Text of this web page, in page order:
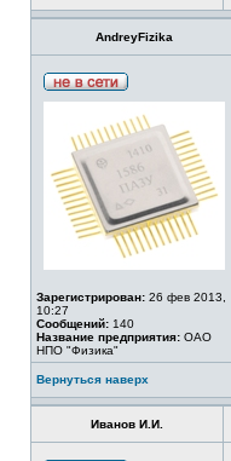
AndreyFizika
Зарегистрирован: 26 фев 2013,
10:27
Сообщений: 140
Название предприятия: ОАО
НПО "Физика"
Вернуться наверх
Иванов И.И.